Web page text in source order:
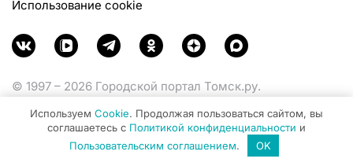
Использование cookie
© 1997 – 2026 Городской портал Томск.ру.
Министерства цифрового развития, связи и массовых
коммуникаций Российской Федерации.
Используем Cookie. Продолжая пользоваться сайтом, вы
соглашаетесь с Политикой конфиденциальности и
Пользовательским соглашением. OK